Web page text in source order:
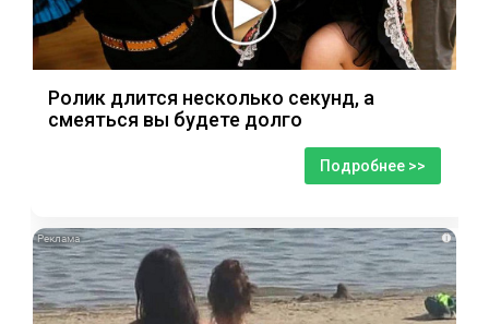
Ролик длится несколько секунд, а
смеяться вы будете долго
Подробнее >>
i